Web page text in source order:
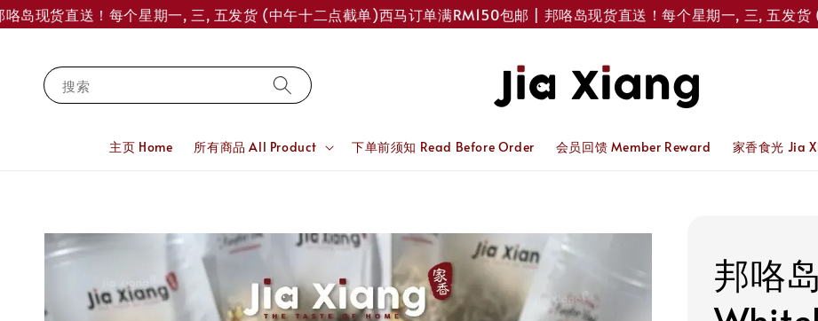
货直送！每个星期一, 三, 五发货 (中午十二点截单)西马订单满RM150包邮 | 邦咯岛现货直送！每个星期一, 三, 五发货 (中
搜索
主页 Home 所有商品 All Product 下单前须知 Read Before Order 会员回馈 Member Reward 家香食光 Jia
邦咯